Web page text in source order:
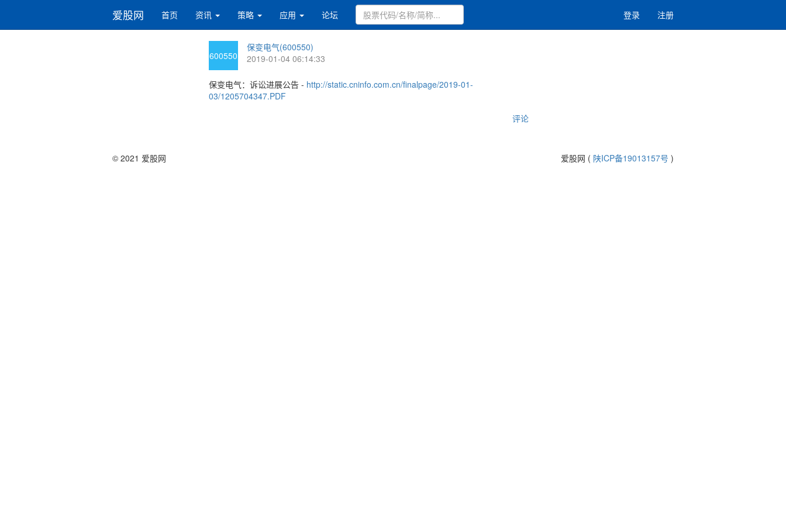
爱股网 首页 资讯 策略 应用 论坛 登录 注册
600550
保变电气(600550)
2019-01-04 06:14:33
保变电气：诉讼进展公告 - http://static.cninfo.com.cn/finalpage/2019-01-
03/1205704347.PDF
评论
© 2021 爱股网 爱股网 ( 陕ICP备19013157号 )